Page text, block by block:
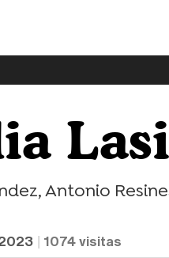
Antonio
1074visitas